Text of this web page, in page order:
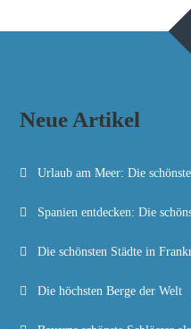
Neue Artikel
Urlaub am Meer: Die
Spanien entdecken: Die
Die schönsten Städte in
Die höchsten Berge der Welt